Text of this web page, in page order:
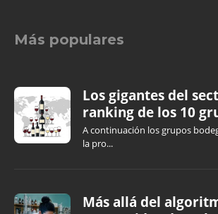
Más populares
Los gigantes del
ranking de los 10
A continuación los grupos
la pro...
Más allá del